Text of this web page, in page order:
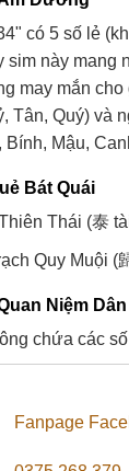
có 5 số lẻ
sim này mang
may mắn cho
Tân, Quý) và
Bính, Mậu,
Bát Quái
Thái (泰
Quy Muội (
Niệm Dân
chứa các
Fanpage